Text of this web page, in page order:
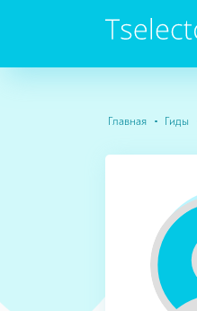
Главная Гиды